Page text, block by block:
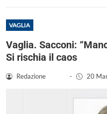
VAGLIA
Vaglia. Sacconi:
Si rischia il caos
Redazione - 20